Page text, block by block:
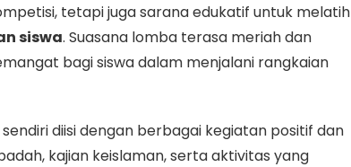
tetapijugasaranaedukatif untuk melatih
siswa. Suasana lomba terasa meriahdan
bagisiswadalam menjalani rangkaian
sendiridiisidengan berbagai kegiatan positif dan
kajian keislaman,sertaaktivitas yang